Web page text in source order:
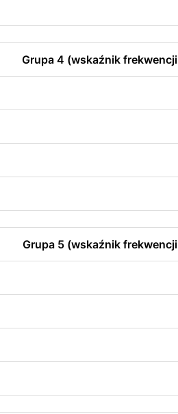
Grupa 4 (wskaźnik
Grupa 5 (wskaźnik